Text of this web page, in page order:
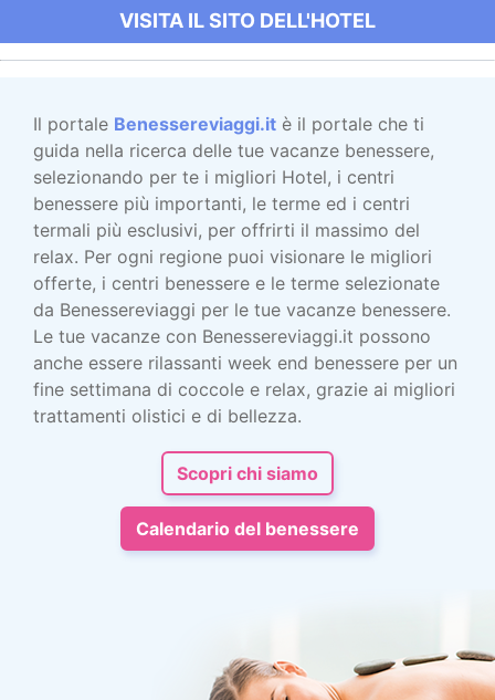
VISITA IL SITO DELL'HOTEL
Il portale Benessereviaggi.it è il portale che ti
guida nella ricerca delle tue vacanze benessere,
selezionando per te i migliori Hotel, i centri
benessere più importanti, le terme ed i centri
termali più esclusivi, per offrirti il massimo del
relax. Per ogni regione puoi visionare le migliori
offerte, i centri benessere e le terme selezionate
da Benessereviaggi per le tue vacanze benessere.
Le tue vacanze con Benessereviaggi.it possono
anche essere rilassanti week end benessere per un
fine settimana di coccole e relax, grazie ai migliori
trattamenti olistici e di bellezza.
Scopri chi siamo
Calendario del benessere